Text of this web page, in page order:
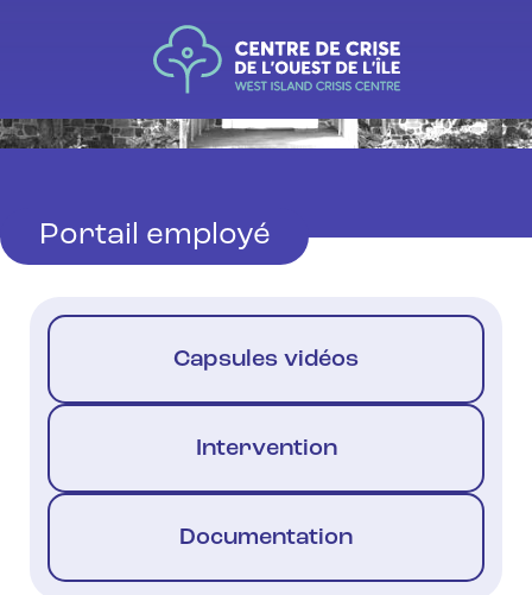
Portail employé
Capsules vidéos
Intervention
Documentation